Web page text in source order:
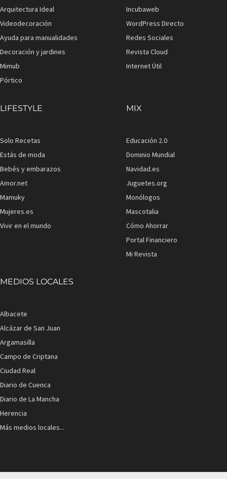
Arquitectura Ideal
Videodecoración
Ayuda para manualidades
Decoración y jardines
Mimub
Pórtico
Incubaweb
WordPress Directo
Redes Sociales
Revista Cloud
Internet Útil
LIFESTYLE
Solo Recetas
Estás de moda
Bebés y embarazos
Amor.net
Mamuky
Mujeres.es
Vivir en el mundo
MIX
Educación 2.0
Dominio Mundial
Navidad.es
Juguetes.org
Monólogos
Mascotalia
Cómo Ahorrar
Portal Financiero
Mi Revista
MEDIOS LOCALES
Albacete
Alcázar de San Juan
Argamasilla
Campo de Criptana
Ciudad Real
Diario de Cuenca
Diario de La Mancha
Herencia
Más medios locales...